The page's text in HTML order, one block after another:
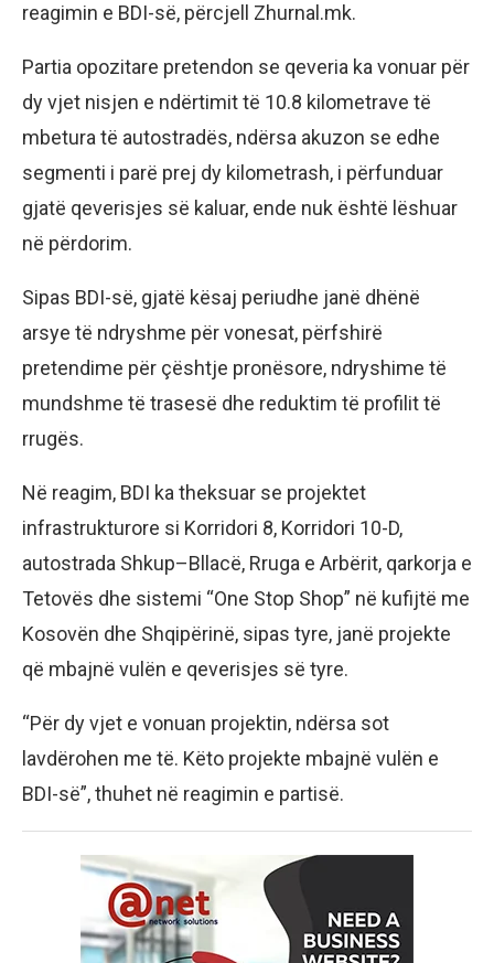
reagimin e BDI-së, përcjell Zhurnal.mk.
Partia opozitare pretendon se qeveria ka vonuar për
dy vjet nisjen e ndërtimit të 10.8 kilometrave të
mbetura të autostradës, ndërsa akuzon se edhe
segmenti i parë prej dy kilometrash, i përfunduar
gjatë qeverisjes së kaluar, ende nuk është lëshuar
në përdorim.
Sipas BDI-së, gjatë kësaj periudhe janë dhënë
arsye të ndryshme për vonesat, përfshirë
pretendime për çështje pronësore, ndryshime të
mundshme të trasesë dhe reduktim të profilit të
rrugës.
Në reagim, BDI ka theksuar se projektet
infrastrukturore si Korridori 8, Korridori 10-D,
autostrada Shkup–Bllacë, Rruga e Arbërit, qarkorja e
Tetovës dhe sistemi “One Stop Shop” në kufijtë me
Kosovën dhe Shqipërinë, sipas tyre, janë projekte
që mbajnë vulën e qeverisjes së tyre.
“Për dy vjet e vonuan projektin, ndërsa sot
lavdërohen me të. Këto projekte mbajnë vulën e
BDI-së”, thuhet në reagimin e partisë.